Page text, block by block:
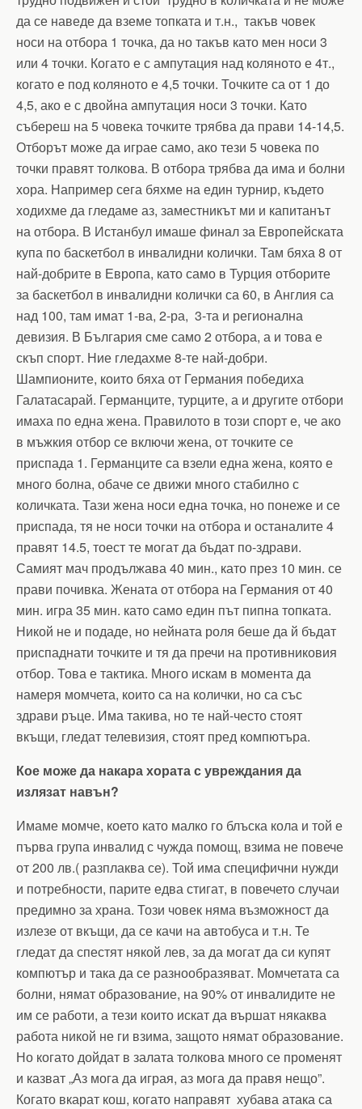
да се наведе да вземе топката и т.н., такъв човек
носи на отбора 1 точка, да но такъв като мен носи 3
или 4 точки. Когато е с ампутация над коляното е 4т.,
когато е под коляното е 4,5 точки. Точките са от 1 до
4,5, ако е с двойна ампутация носи 3 точки. Като
събереш на 5 човека точките трябва да прави 14-14,5.
Отборът може да играе само, ако тези 5 човека по
точки правят толкова. В отбора трябва да има и болни
хора. Например сега бяхме на един турнир, където
ходихме да гледаме аз, заместникът ми и капитанът
на отбора. В Истанбул имаше финал за Европейската
купа по баскетбол в инвалидни колички. Там бяха 8 от
най-добрите в Европа, като само в Турция отборите
за баскетбол в инвалидни колички са 60, в Англия са
над 100, там имат 1-ва, 2-ра, 3-та и регионална
девизия. В България сме само 2 отбора, а и това е
скъп спорт. Ние гледахме 8-те най-добри.
Шампионите, които бяха от Германия победиха
Галатасарай. Германците, турците, а и другите отбори
имаха по една жена. Правилото в този спорт е, че ако
в мъжкия отбор се включи жена, от точките се
приспада 1. Германците са взели една жена, която е
много болна, обаче се движи много стабилно с
количката. Тази жена носи една точка, но понеже и се
приспада, тя не носи точки на отбора и останалите 4
правят 14.5, тоест те могат да бъдат по-здрави.
Самият мач продължава 40 мин., като през 10 мин. се
прави почивка. Жената от отбора на Германия от 40
мин. игра 35 мин. като само един път пипна топката.
Никой не и подаде, но нейната роля беше да й бъдат
приспаднати точките и тя да пречи на противниковия
отбор. Това е тактика. Много искам в момента да
намеря момчета, които са на колички, но са със
здрави ръце. Има такива, но те най-често стоят
вкъщи, гледат телевизия, стоят пред компютъра.
Кое може да накара хората с увреждания да
излязат навън?
Имаме момче, което като малко го блъска кола и той е
първа група инвалид с чужда помощ, взима не повече
от 200 лв.( разплаква се). Той има специфични нужди
и потребности, парите едва стигат, в повечето случаи
предимно за храна. Този човек няма възможност да
излезе от вкъщи, да се качи на автобуса и т.н. Те
гледат да спестят някой лев, за да могат да си купят
компютър и така да се разнообразяват. Момчетата са
болни, нямат образование, на 90% от инвалидите не
им се работи, а тези които искат да вършат някаква
работа никой не ги взима, защото нямат образование.
Но когато дойдат в залата толкова много се променят
и казват „Аз мога да играя, аз мога да правя нещо”.
Когато вкарат кош, когато направят хубава атака са